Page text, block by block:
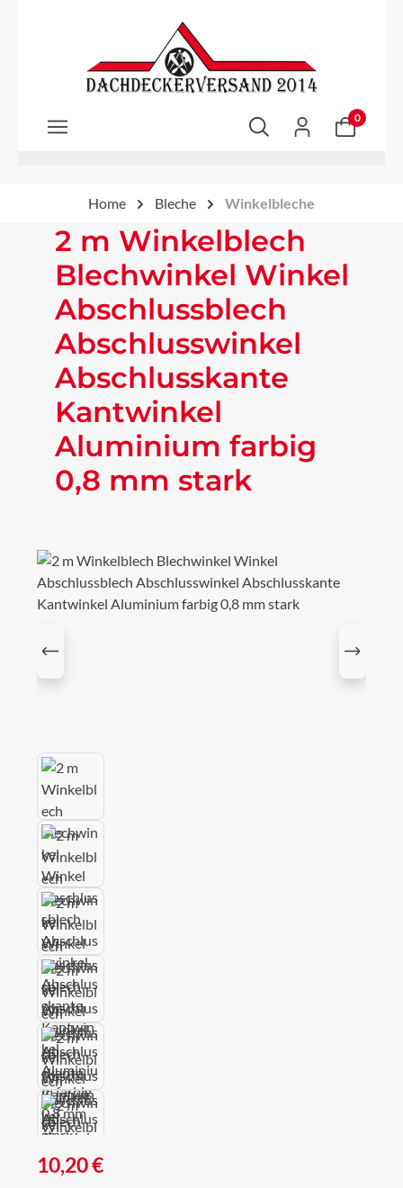
Zum Hauptinhalt springen
0
Home Bleche Winkelbleche
2 m Winkelblech
Blechwinkel Winkel
Abschlussblech
Abschlusswinkel
Abschlusskante
Kantwinkel
Aluminium farbig
0,8 mm stark
Bildergalerie überspringen
Regulärer Preis:
10,20 €